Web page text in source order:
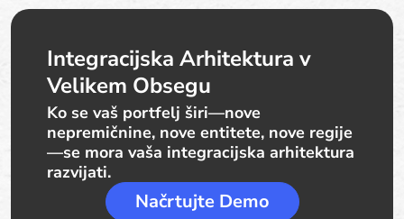
Integracijska Arhitektura v
Velikem Obsegu
Ko se vaš portfelj širi—nove
nepremičnine, nove entitete, nove regije
—se mora vaša integracijska arhitektura
razvijati.
Načrtujte Demo